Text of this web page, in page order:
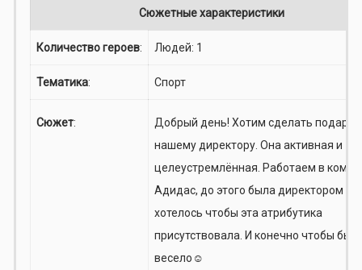
Сюжетные характеристики
Количество героев: Людей: 1
Тематика: Спорт
Сюжет:
Добрый день! Хотим сделать подарок
нашему директору. Она активная и
целеустремлённая. Работаем в
Адидас, до этого была директором
хотелось чтобы эта атрибутика
присутствовала. И конечно чтобы
весело☺️